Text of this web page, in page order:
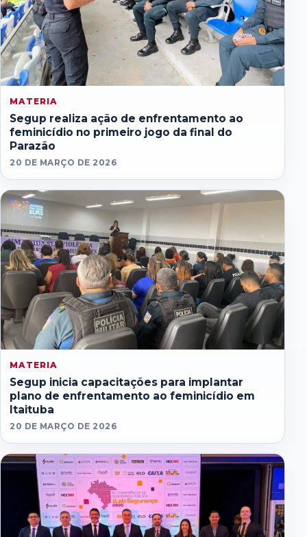
MATERIA
Segup realiza ação de enfrentamento ao
feminicídio no primeiro jogo da final do
Parazão
20 DE MARÇO DE 2026
MATERIA
Segup inicia capacitações para implantar
plano de enfrentamento ao feminicídio em
Itaituba
20 DE MARÇO DE 2026